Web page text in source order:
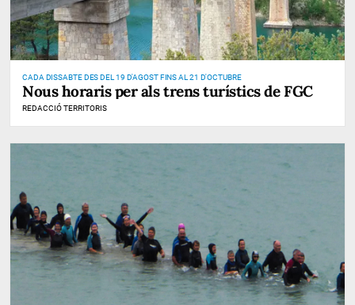
CADA DISSABTE DES DEL 19 D'AGOST FINS AL 21 D'OCTUBRE
Nous horaris per als trens turístics de FGC
REDACCIÓ TERRITORIS